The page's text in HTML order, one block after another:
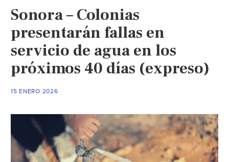
Sonora – Colonias
presentarán fallas en
servicio de agua en los
próximos 40 días (expreso)
15 ENERO 2026